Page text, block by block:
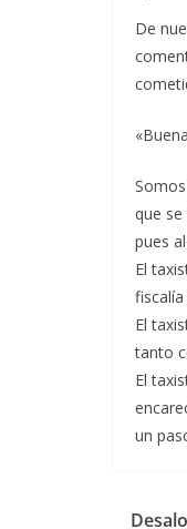
De
que
pues
El
El
tanto
El
un